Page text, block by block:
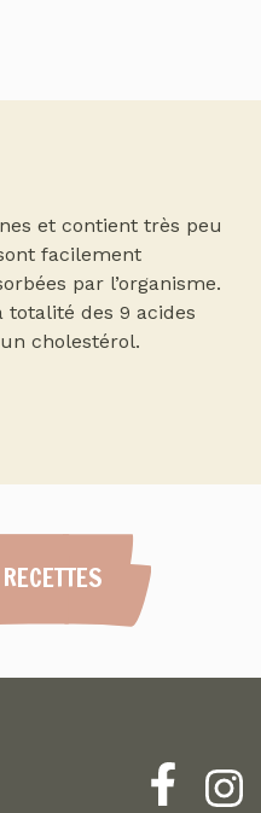
et contient très peu
facilement
par l’organisme.
totalité des 9 acides
cholestérol.